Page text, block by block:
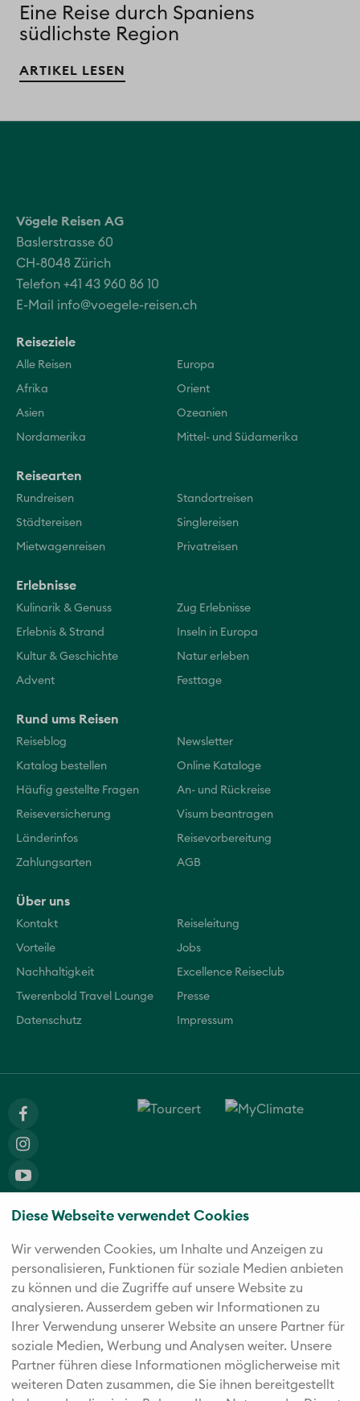
Diese Webseite verwendet Cookies
Wir verwenden Cookies, um Inhalte und Anzeigen zu
personalisieren, Funktionen für soziale Medien anbieten
zu können und die Zugriffe auf unsere Website zu
analysieren. Außerdem geben wir Informationen zu
Ihrer Verwendung unserer Website an unsere Partner für
soziale Medien, Werbung und Analysen weiter. Unsere
Partner führen diese Informationen möglicherweise mit
weiteren Daten zusammen, die Sie ihnen bereitgestellt
Eine Reise durch Spaniens
südlichste Region
ARTIKEL LESEN
Vögele Reisen AG
Baslerstrasse 60
CH-8048 Zürich
Telefon +41 43 960 86 10
E-Mail info@voegele-reisen.ch
Reiseziele
Alle Reisen Europa
Afrika Orient
Asien Ozeanien
Nordamerika Mittel- und Südamerika
Reisearten
Rundreisen Standortreisen
Städtereisen Singlereisen
Mietwagenreisen Privatreisen
Erlebnisse
Kulinarik & Genuss Zug Erlebnisse
Erlebnis & Strand Inseln in Europa
Kultur & Geschichte Natur erleben
Advent Festtage
Rund ums Reisen
Reiseblog Newsletter
Katalog bestellen Online Kataloge
Häufig gestellte Fragen An- und Rückreise
Reiseversicherung Visum beantragen
Länderinfos Reisevorbereitung
Zahlungsarten AGB
Über uns
Kontakt Reiseleitung
Vorteile Jobs
Nachhaltigkeit Excellence Reiseclub
Twerenbold Travel Lounge Presse
Datenschutz Impressum
Die fünf starken Marken der Twerenbold Reisen Gruppe